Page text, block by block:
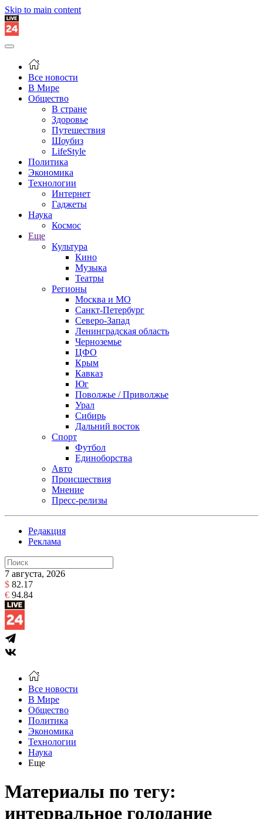
Skip to main content
Все новости
В Мире
Общество
В стране
Здоровье
Путешествия
Шоубиз
LifeStyle
Политика
Экономика
Технологии
Интернет
Гаджеты
Наука
Космос
Еще
Культура
Кино
Музыка
Театры
Регионы
Москва и МО
Санкт-Петербург
Северо-Запад
Ленинградская область
Черноземье
ЦФО
Крым
Кавказ
Юг
Поволжье / Приволжье
Урал
Сибирь
Дальний восток
Спорт
Футбол
Единоборства
Авто
Происшествия
Мнение
Пресс-релизы
Редакция
Реклама
7 августа, 2026
$ 82.17
€ 94.84
Все новости
В Мире
Общество
Политика
Экономика
Технологии
Наука
Еще
Материалы по тегу:
интервальное голодание